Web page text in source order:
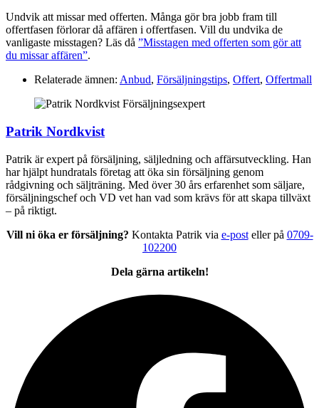
Undvik att missar med offerten. Många gör bra jobb fram till
offertfasen förlorar då affären i offertfasen. Vill du undvika de
vanligaste misstagen? Läs då ”Misstagen med offerten som gör att
du missar affären”.
Relaterade ämnen: Anbud, Försäljningstips, Offert, Offertmall
Patrik Nordkvist
Patrik är expert på försäljning, säljledning och affärsutveckling. Han
har hjälpt hundratals företag att öka sin försäljning genom
rådgivning och säljträning. Med över 30 års erfarenhet som säljare,
försäljningschef och VD vet han vad som krävs för att skapa tillväxt
– på riktigt.
Vill ni öka er försäljning? Kontakta Patrik via e-posteller på 0709-
102200
Dela gärna artikeln!